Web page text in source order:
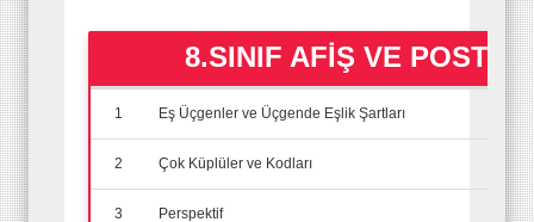
8.SINIF AFİŞ VE
1 Eş Üçgenler ve Üçgende Eşlik Şartları
2 Çok Küplüler ve Kodları
3 Perspektif